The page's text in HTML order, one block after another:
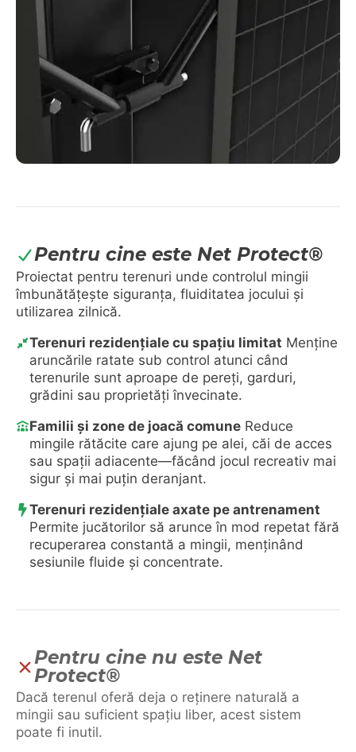
Pentru cine este Net Protect®
Proiectat pentru terenuri unde controlul mingii
îmbunătățește siguranța, fluiditatea jocului și
utilizarea zilnică.
Terenuri rezidențiale cu spațiu limitat Menține
aruncările ratate sub control atunci când
terenurile sunt aproape de pereți, garduri,
grădini sau proprietăți învecinate.
Familii și zone de joacă comune Reduce
mingile rătăcite care ajung pe alei, căi de acces
sau spații adiacente—făcând jocul recreativ mai
sigur și mai puțin deranjant.
Terenuri rezidențiale axate pe antrenament
Permite jucătorilor să arunce în mod repetat fără
recuperarea constantă a mingii, menținând
sesiunile fluide și concentrate.
Pentru cine nu este Net
Protect®
Dacă terenul oferă deja o reținere naturală a
mingii sau suficient spațiu liber, acest sistem
poate fi inutil.